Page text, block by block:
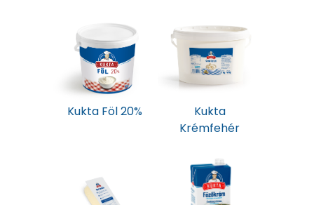
Kukta Föl 20%
Kukta
Krémfehér